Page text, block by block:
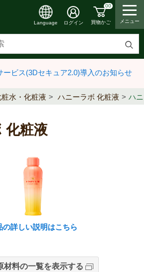
検
す
Language ログイン
00
買物かご メニュー
ービス(3Dセキュア2.0)導入のお知らせ
粧水・化粧液 ハニーラボ 化粧液 ハ
化粧液
の詳しい説明はこちら
材料の一覧を表示する